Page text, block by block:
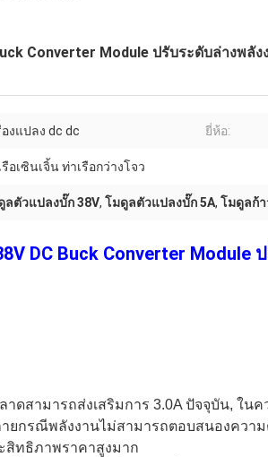
Converter Module ปรับระดับล่างพลั
องแปลง dc dc ยี่ห้อ:
รือเซินเจิ้น ท่าเรือกว่างโจว
ลตัวแปลงบั๊ก 38V, โมดูลตัวแปลงบั๊ก 5A, โมดูลก้
DC Buck Converter
ดสามารถส่งเสริมการ 3.0A ปัจจุบัน, ใน
ยกรณีพลังงานไม่สามารถตอบสนองความ
สิทธิภาพราคาสูงมาก